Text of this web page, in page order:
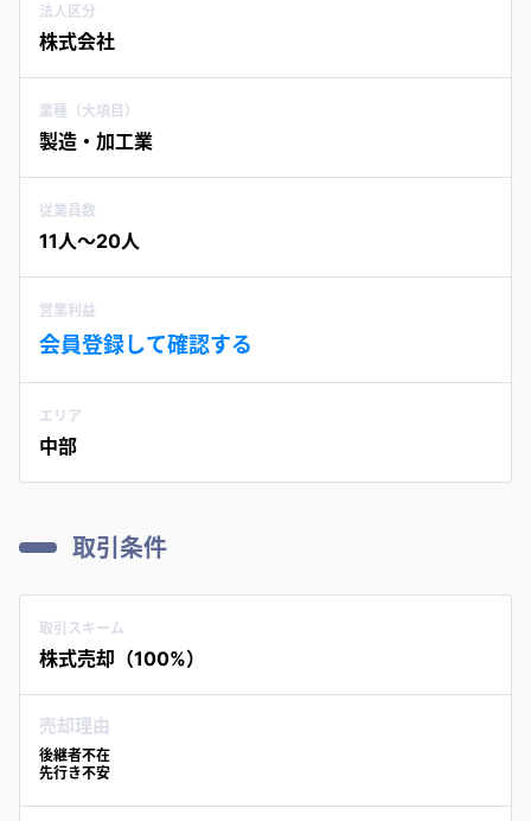
法人区分
株式会社
業種（大項目）
製造・加工業
従業員数
11人〜20人
営業利益
会員登録して確認する
エリア
中部
取引条件
取引スキーム
株式売却（100%）
売却理由
後継者不在
先行き不安